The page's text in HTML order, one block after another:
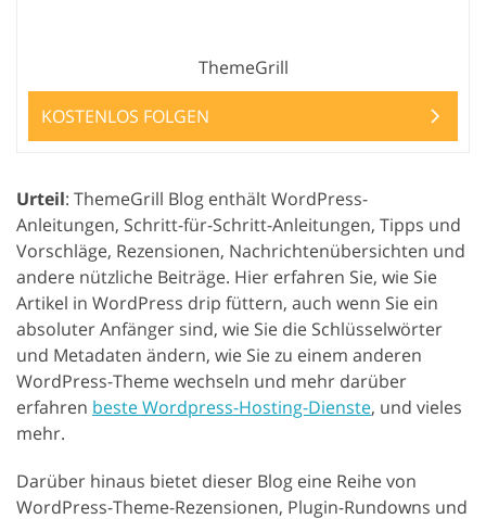
ThemeGrill
KOSTENLOS FOLGEN
Urteil: ThemeGrill Blog enthält WordPress-
Anleitungen, Schritt-für-Schritt-Anleitungen, Tipps und
Vorschläge, Rezensionen, Nachrichtenübersichten und
andere nützliche Beiträge. Hier erfahren Sie, wie Sie
Artikel in WordPress drip füttern, auch wenn Sie ein
absoluter Anfänger sind, wie Sie die Schlüsselwörter
und Metadaten ändern, wie Sie zu einem anderen
WordPress-Theme wechseln und mehr darüber
erfahren beste Wordpress-Hosting-Dienste, und vieles
mehr.
Darüber hinaus bietet dieser Blog eine Reihe von
WordPress-Theme-Rezensionen, Plugin-Rundowns und